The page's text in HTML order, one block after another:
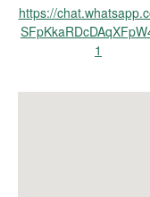
https://
1